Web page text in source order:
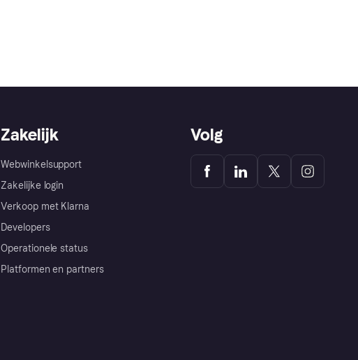
Zakelijk
Webwinkelsupport
Zakelijke login
Verkoop met Klarna
Developers
Operationele status
Platformen en partners
Volg